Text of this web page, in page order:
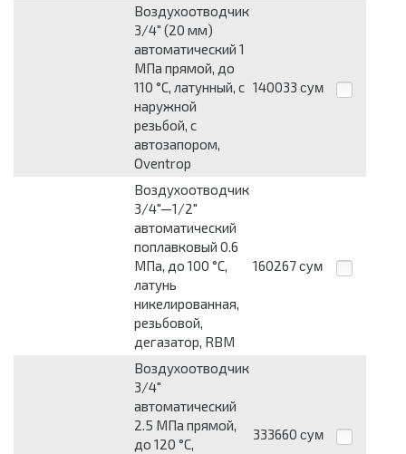
Воздухоотводчик
3/4" (20 мм)
автоматический 1
МПа прямой, до
110 °C, латунный, с
наружной
резьбой, с
автозапором,
Oventrop
140033 сум
Воздухоотводчик
3/4"—1/2"
автоматический
поплавковый 0.6
МПа, до 100 °C,
латунь
никелированная,
резьбовой,
дегазатор, RBM
160267 сум
Воздухоотводчик
3/4"
автоматический
2.5 МПа прямой,
до 120 °C,
333660 сум